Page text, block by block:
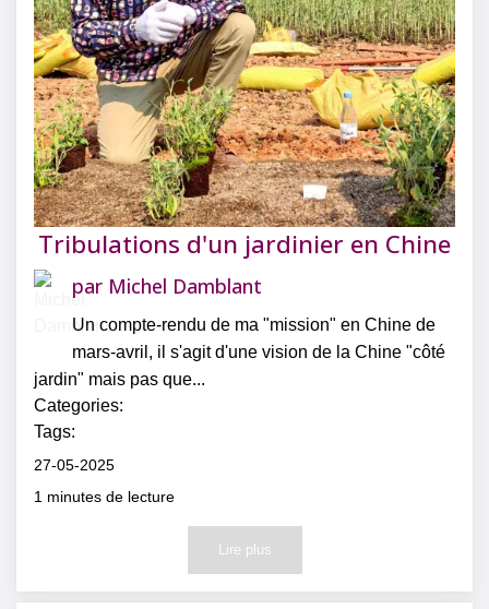
Tribulations d'un jardinier en Chine
par Michel Damblant
Un compte-rendu de ma "mission" en Chine de
mars-avril, il s'agit d'une vision de la Chine "côté
jardin" mais pas que...
Categories:
Tags:
27-05-2025
1 minutes de lecture
Lire plus